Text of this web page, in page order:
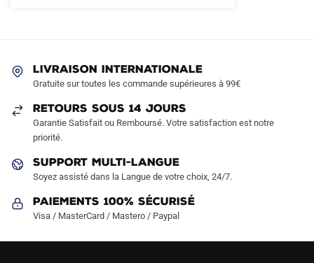
choisies
la
page
produit
LIVRAISON INTERNATIONALE
Gratuite sur toutes les commande supérieures à 99€
RETOURS SOUS 14 JOURS
Garantie Satisfait ou Remboursé. Votre satisfaction est notre
priorité.
SUPPORT MULTI-LANGUE
Soyez assisté dans la Langue de votre choix, 24/7.
Paiements 100% Sécurisé
Visa / MasterCard / Mastero / Paypal